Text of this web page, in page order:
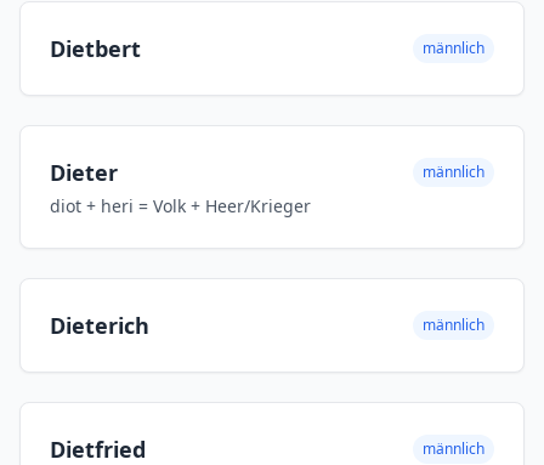
Dietbert männlich
Dieter männlich
diot + heri = Volk + Heer/Krieger
Dieterich männlich
Dietfried männlich